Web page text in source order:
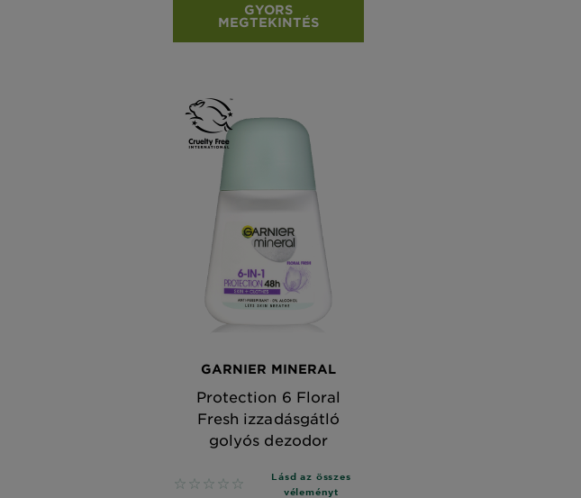
GYORS
MEGTEKINTÉS
GARNIER MINERAL
Protection 6 Floral
Fresh izzadásgátló
golyós dezodor
No reviews
Lásd az összes
véleményt